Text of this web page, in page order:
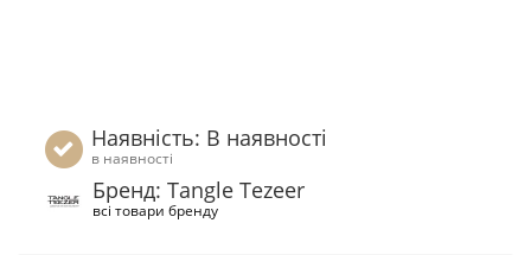
Наявність: В наявності
в наявності
Бренд: Tangle Tezeer
всі товари бренду